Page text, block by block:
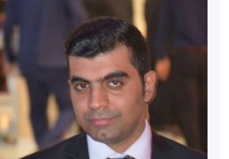
سازمان بورس و اوراق بهادار
مرجع اخبار موثق در بازارسرمایه